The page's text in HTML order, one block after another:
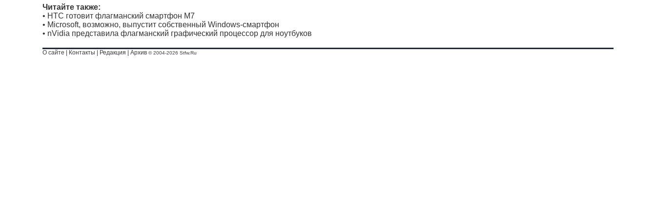
Читайте также:
• HTC готовит флагманский смартфон M7
• Microsoft, возможно, выпустит собственный Windows-смартфон
• nVidia представила флагманский графический процессор для ноутбуков
О сайте Контакты Редакция Архив © 2004-2026 Stfw.Ru